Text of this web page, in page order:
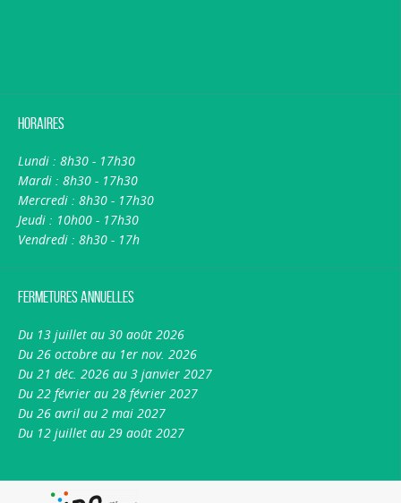
Horaires
Lundi : 8h30 - 17h30
Mardi : 8h30 - 17h30
Mercredi : 8h30 - 17h30
Jeudi : 10h00 - 17h30
Vendredi : 8h30 - 17h
Fermetures annuelles
Du 13 juillet au 30 août 2026
Du 26 octobre au 1er nov. 2026
Du 21 déc. 2026 au 3 janvier 2027
Du 22 février au 28 février 2027
Du 26 avril au 2 mai 2027
Du 12 juillet au 29 août 2027